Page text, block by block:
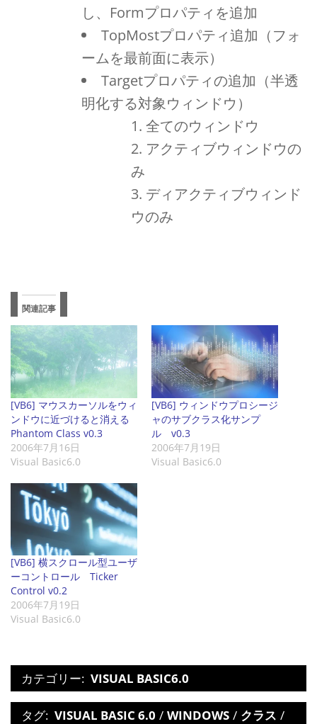
し、Formプロパティを追加
TopMostプロパティ追加（フォ
ームを最前面に表示）
Targetプロパティの追加（半透
明化する対象ウィンドウ）
全てのウィンドウ
アクティブウィンドウの
み
ディアクティブウィンド
ウのみ
関連記事
[VB6] マウスカーソルをウィ
ンドウに近づけると消える
Phantom Class v0.3
2006年7月16日
Visual Basic6.0
[VB6] ウィンドウプロシージ
ャのサブクラス化サンプ
ル v0.3
2006年7月19日
Visual Basic6.0
[VB6] 横スクロール型ユーザ
ーコントロール Ticker
Control v0.2
2006年7月19日
Visual Basic6.0
カテゴリー: VISUAL BASIC6.0
タグ: VISUAL BASIC 6.0 / WINDOWS / クラス /